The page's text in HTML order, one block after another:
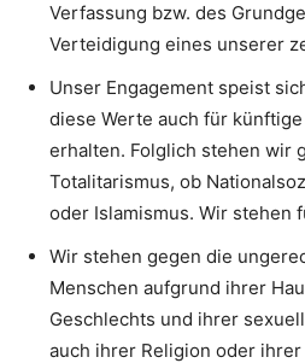
Verfassung bzw. des
Verteidigung eines unserer
Unser Engagement speist
diese Werte auch für
erhalten. Folglich stehen wir
Totalitarismus, ob
oder Islamismus. Wir stehen
Wir stehen gegen die
Menschen aufgrund ihrer
Geschlechts und ihrer
auch ihrer Religion oder